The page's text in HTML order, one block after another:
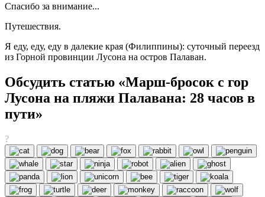
Спасибо за внимание...
Путешествия.
Я еду, еду, еду в далекие края (Филиппины): суточный переезд
из Горной провинции Лусона на остров Палаван.
Обсудить статью «Марш-бросок с гор
Лусона на пляжи Палавана: 28 часов в
пути»
?